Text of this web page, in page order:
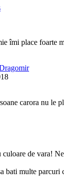
îmi place foarte
carora nu le
culoare de vara!
bati multe parcuri